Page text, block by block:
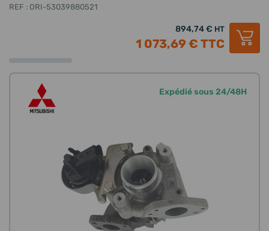
REF : ORI-53039880521
894,74 € HT
1 073,69 € TTC
Expédié sous 24/48H